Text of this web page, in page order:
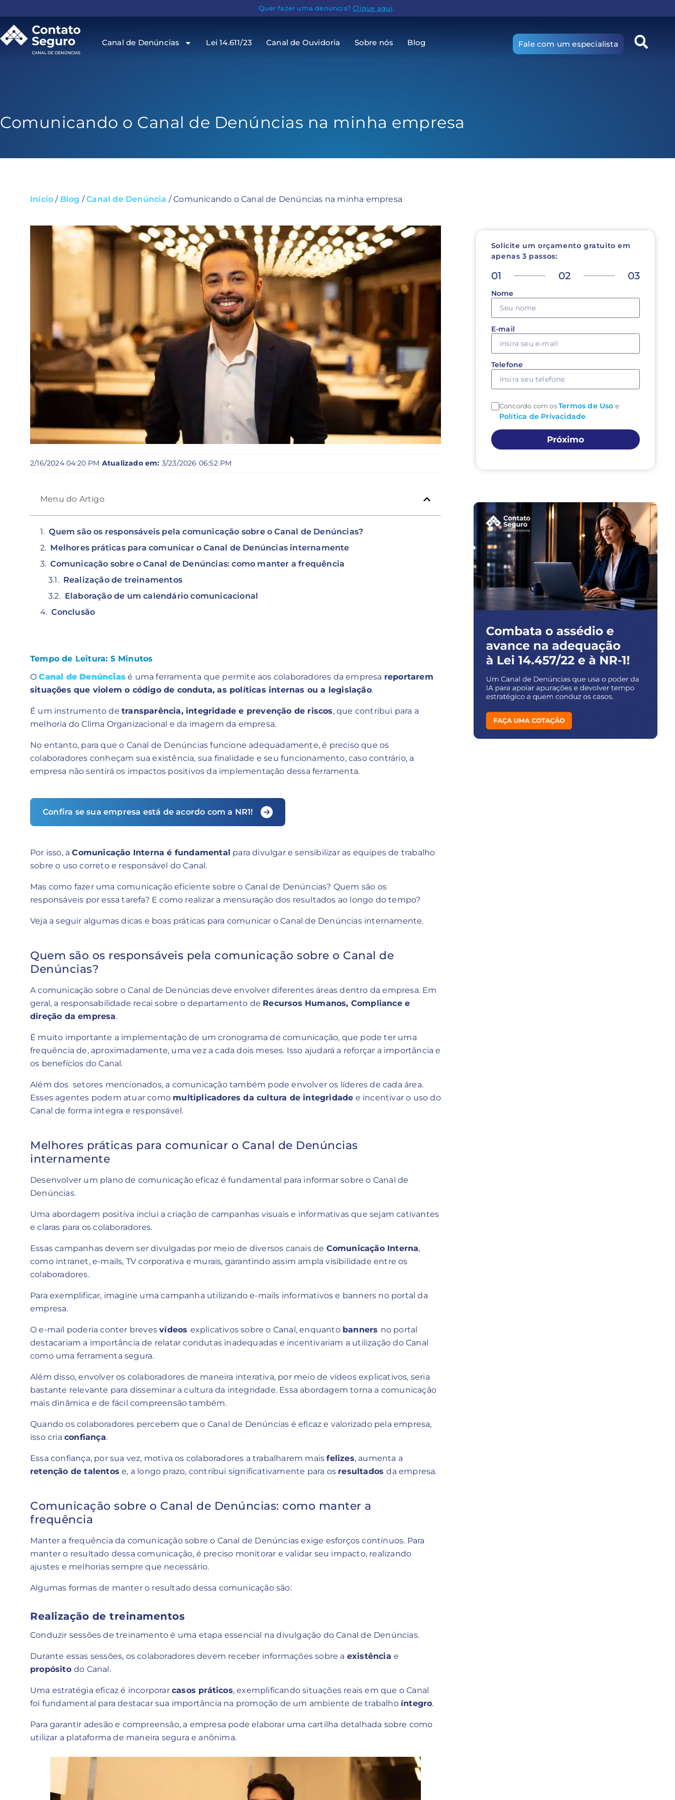
Quer fazer uma denúncia?Clique aqui.
Canal de Denúncias Lei 14.611/23 Canal de Ouvidoria Sobre nós Blog Fale com um especialista
Comunicando o Canal de Denúncias na minha empresa
Início / Blog /Canal de Denúncia /Comunicando o Canal de Denúncias na minha empresa
2/16/2024 04:20 PM·Atualizado em: 3/23/2026 06:52 PM
Menu do Artigo
Quem são os responsáveis pela comunicação sobre o Canal de Denúncias?
Melhores práticas para comunicar o Canal de Denúncias internamente
Comunicação sobre o Canal de Denúncias: como manter a frequência
Realização de treinamentos
Elaboração de um calendário comunicacional
Conclusão
Tempo de Leitura: 5 Minutos
OCanal de Denúncias é uma ferramenta que permite aos colaboradores da empresa reportarem
situações que violem o código de conduta, as políticas internas ou a legislação.
É um instrumento de transparência, integridade e prevenção de riscos, que contribui para a
melhoria do Clima Organizacional e da imagem da empresa.
No entanto, para que o Canal de Denúncias funcione adequadamente, é preciso que os
colaboradores conheçam sua existência, sua finalidade e seu funcionamento, caso contrário, a
empresa não sentirá os impactos positivos da implementação dessa ferramenta.
Confira se sua empresa está de acordo com a NR1!
Por isso, aComunicação Interna é fundamental para divulgar e sensibilizar as equipes de trabalho
sobre o uso correto e responsável do Canal.
Mas como fazer uma comunicação eficiente sobre o Canal de Denúncias? Quem são os
responsáveis por essa tarefa? E como realizar a mensuração dos resultados ao longo do tempo?
Veja a seguir algumas dicas e boas práticas para comunicar o Canal de Denúncias internamente.
Quem são os responsáveis pela comunicação sobre o Canal de
Denúncias?
A comunicação sobre o Canal de Denúncias deve envolver diferentes áreas dentro da empresa. Em
geral, a responsabilidade recai sobre o departamento de Recursos Humanos, Compliance e
direção da empresa.
É muito importante a implementação de um cronograma de comunicação, que pode ter uma
frequência de, aproximadamente, uma vez a cada dois meses. Isso ajudará a reforçar a importância e
os benefícios do Canal.
Além dos setores mencionados, a comunicação também pode envolver os líderes de cada área.
Esses agentes podem atuar como multiplicadores da cultura de integridade e incentivar o uso do
Canal de forma íntegra e responsável.
Melhores práticas para comunicar o Canal de Denúncias
internamente
Desenvolver um plano de comunicação eficaz é fundamental para informar sobre o Canal de
Denúncias.
Uma abordagem positiva inclui a criação de campanhas visuais e informativas que sejam cativantes
e claras para os colaboradores.
Essas campanhas devem ser divulgadas por meio de diversos canais de Comunicação Interna,
como intranet, e-mails, TV corporativa e murais, garantindo assim ampla visibilidade entre os
colaboradores.
Para exemplificar, imagine uma campanha utilizando e-mails informativos e banners no portal da
empresa.
O e-mail poderia conter brevesvídeos explicativos sobre o Canal, enquanto banners no portal
destacariam a importância de relatar condutas inadequadas e incentivariam a utilização do Canal
como uma ferramenta segura.
Além disso, envolver os colaboradores de maneira interativa, por meio de vídeos explicativos, seria
bastante relevante para disseminar a cultura da integridade. Essa abordagem torna a comunicação
mais dinâmica e de fácil compreensão também.
Quando os colaboradores percebem que o Canal de Denúncias é eficaz e valorizado pela empresa,
isso cria confiança.
Essa confiança, por sua vez, motiva os colaboradores a trabalharem maisfelizes, aumenta a
retenção de talentos e, a longo prazo, contribui significativamente para os resultadosda empresa.
Comunicação sobre o Canal de Denúncias: como manter a
frequência
Manter a frequência da comunicação sobre o Canal de Denúncias exige esforços contínuos. Para
manter o resultado dessa comunicação, é preciso monitorar e validar seu impacto, realizando
ajustes e melhorias sempre que necessário.
Algumas formas de manter o resultado dessa comunicação são:
Realização de treinamentos
Conduzir sessões de treinamento é uma etapa essencial na divulgação do Canal de Denúncias.
Durante essas sessões, os colaboradores devem receber informações sobre a existênciae
propósito do Canal.
Uma estratégia eficaz é incorporar casos práticos, exemplificando situações reais em que o Canal
foi fundamental para destacar sua importância na promoção de um ambiente de trabalho íntegro.
Para garantir adesão e compreensão, a empresa pode elaborar uma cartilha detalhada sobre como
utilizar a plataforma de maneira segura e anônima.
Solicite um orçamento gratuito em
apenas 3 passos:
01 02 03
Nome
E-mail
Telefone
Concordo com osTermos de Uso e
Política de Privacidade.
Próximo